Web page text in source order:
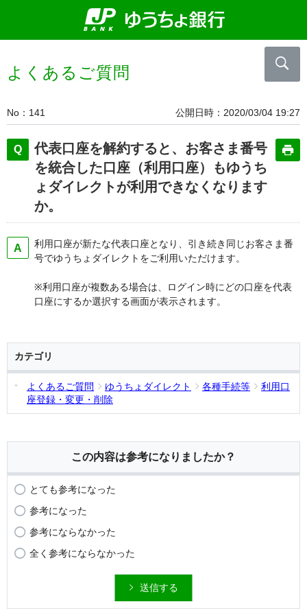
よくあるご質問
No 141 公開日時 2020/03/04 19:27
代表口座を解約すると、お客さま番号
を統合した口座（利用口座）もゆうち
ょダイレクトが利用できなくなります
か。
利用口座が新たな代表口座となり、引き続き同じお客さま番
号でゆうちょダイレクトをご利用いただけます。
※利用口座が複数ある場合は、ログイン時にどの口座を代表
口座にするか選択する画面が表示されます。
カテゴリ
よくあるご質問 ゆうちょダイレクト 各種手続等
利用口
座登録・変更・削除
この内容は参考になりましたか？
とても参考になった
参考になった
参考にならなかった
全く参考にならなかった
送信する